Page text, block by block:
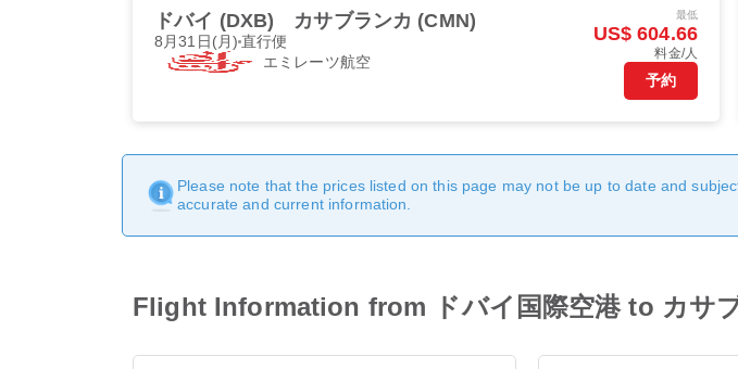
ドバイ (DXB) カサブランカ (CMN)
8月31日(月)直行便
エミレーツ航空
最低
US$ 604.66
料金/人
予約
Please note that the prices listed on this page may not be up to date and
accurate and current information.
Flight Information from ドバイ国際空港 to カサ